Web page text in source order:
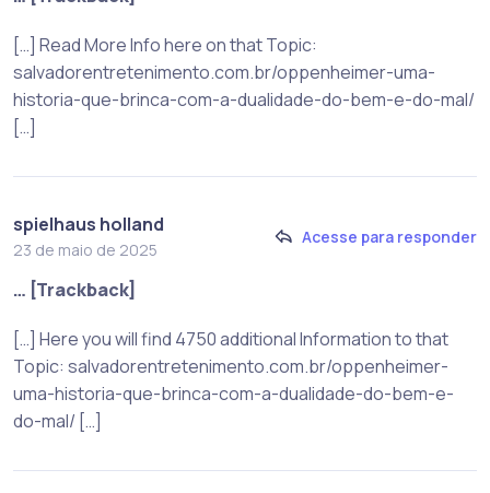
[…] Read More Info here on that Topic:
salvadorentretenimento.com.br/oppenheimer-uma-
historia-que-brinca-com-a-dualidade-do-bem-e-do-mal/
[…]
spielhaus holland
23 de maio de 2025
Acesse para responder
… [Trackback]
[…] Here you will find 4750 additional Information to that
Topic: salvadorentretenimento.com.br/oppenheimer-
uma-historia-que-brinca-com-a-dualidade-do-bem-e-
do-mal/ […]